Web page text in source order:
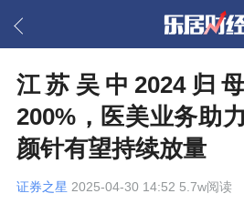
江苏吴中2024归
200%，医美业务助
颜针有望持续放量
证券之星 2025-04-30 14:52 5.7w阅读